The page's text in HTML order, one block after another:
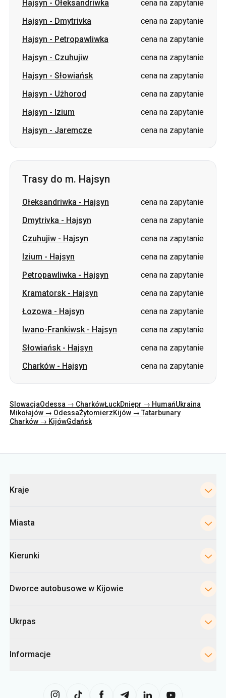
Hajsyn - Ołeksandriwka
cena na zapytanie
Hajsyn - Dmytrivka
cena na zapytanie
Hajsyn - Petropawliwka
cena na zapytanie
Hajsyn - Czuhujiw
cena na zapytanie
Hajsyn - Słowiańsk
cena na zapytanie
Hajsyn - Użhorod
cena na zapytanie
Hajsyn - Izium
cena na zapytanie
Hajsyn - Jaremcze cena na zapytanie
Trasy do m. Hajsyn
Ołeksandriwka - Hajsyn
cena na zapytanie
Dmytrivka - Hajsyn
cena na zapytanie
Czuhujiw - Hajsyn
cena na zapytanie
Izium - Hajsyn
cena na zapytanie
Petropawliwka - Hajsyn
cena na zapytanie
Kramatorsk- Hajsyn
cena na zapytanie
Łozowa - Hajsyn
cena na zapytanie
Iwano-Frankiwsk- Hajsyn
cena na zapytanie
Słowiańsk- Hajsyn
cena na zapytanie
Charków - Hajsyn cena na zapytanie
SlowacjaOdessa → CharkówŁuckDniepr → HumańUkraina
Mikołajów → OdessaŻytomierzKijów → Tatarbunary
Charków → KijówGdańsk
Kraje
Miasta
Kierunki
Dworce autobusowe w Kijowie
Ukrpas
Informacje